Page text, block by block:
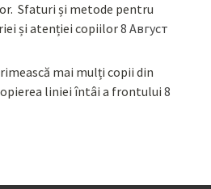
Sfaturi și metode pentru
și atenției copiilor8 Август
mai mulți copii din
liniei întâi a frontului 8